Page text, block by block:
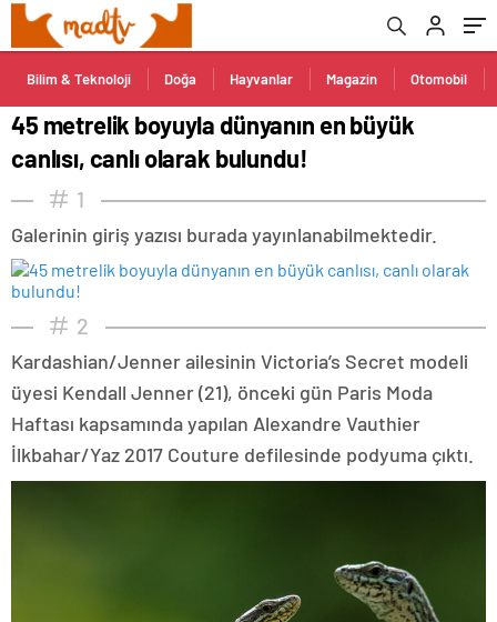
Bilim & Teknoloji Doğa Hayvanlar Magazin Otomobil
45 metrelik boyuyla dünyanın en büyük
canlısı, canlı olarak bulundu!
1
Galerinin giriş yazısı burada yayınlanabilmektedir.
2
Kardashian/Jenner ailesinin Victoria’s Secret modeli
üyesi Kendall Jenner (21), önceki gün Paris Moda
Haftası kapsamında yapılan Alexandre Vauthier
İlkbahar/Yaz 2017 Couture defilesinde podyuma çıktı.